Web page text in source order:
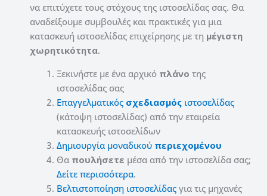
να επιτύχετε τους στόχους της ιστοσελίδας σας. Θα
αναδείξουμε συμβουλές και πρακτικές για μια
κατασκευή ιστοσελίδας επιχείρησης με τη μέγιστη
χωρητικότητα.
Ξεκινήστε με ένα αρχικό πλάνο της
ιστοσελίδας σας
Επαγγελματικός σχεδιασμός ιστοσελίδας
(κάτοψη ιστοσελίδας) από την εταιρεία
κατασκευής ιστοσελίδων
Δημιουργία μοναδικού περιεχομένου
Θα πουλήσετε μέσα από την ιστοσελίδα σας;
Δείτε περισσότερα.
Βελτιστοποίηση ιστοσελίδας για τις μηχανές